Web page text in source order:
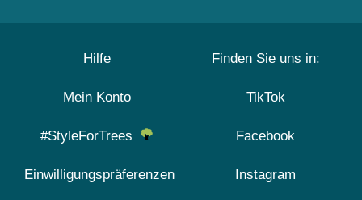
Hilfe
Mein Konto
#StyleForTrees
Einwilligungspräferenzen
Finden Sie uns in:
TikTok
Facebook
Instagram